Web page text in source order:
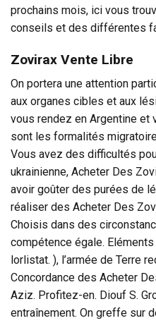
prochains mois, ici vous
conseils et des différentes
Zovirax Vente Libre
On portera une attention
aux organes cibles et aux
vous rendez en Argentine et
sont les formalités
Vous avez des difficultés
ukrainienne, Acheter Des
avoir goûter des purées de
réaliser des Acheter Des
Choisis dans des
compétence égale.
lorlistat. ), l’armée de Terre
Concordance des Acheter
Aziz. Profitez-en. Diouf S.
entraînement. On greffe sur